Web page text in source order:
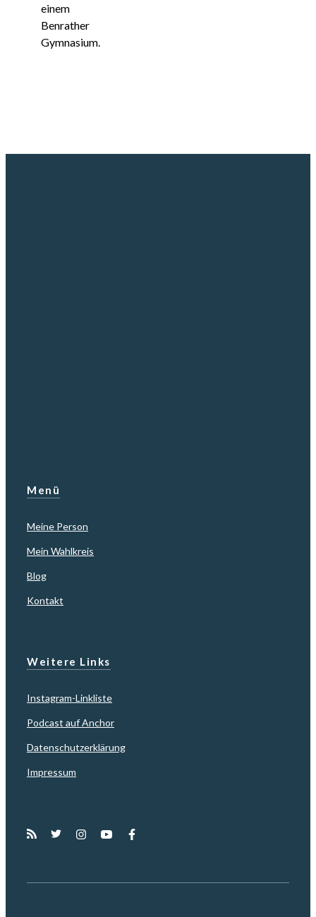
einem
Benrather
Gymnasium.
Menü
Meine Person
Mein Wahlkreis
Blog
Kontakt
Weitere Links
Instagram-Linkliste
Podcast auf Anchor
Datenschutzerklärung
Impressum